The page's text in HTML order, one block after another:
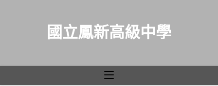
國立鳳新高級中學